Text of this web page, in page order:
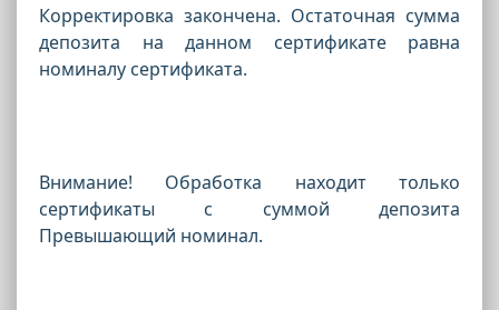
Корректировка закончена. Остаточная сумма
депозита на данном сертификате равна
номиналу сертификата.
Внимание! Обработка находит только
сертификаты с суммой депозита
Превышающий номинал.